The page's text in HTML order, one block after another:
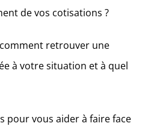
de vos cotisations ?
retrouver une
à votre situation et à quel
pour vous aider à faire face